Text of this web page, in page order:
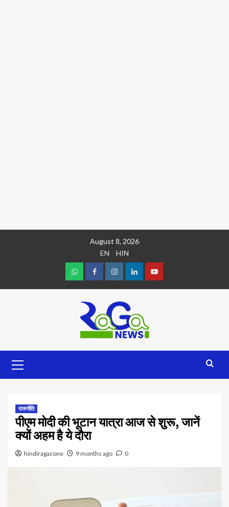
August 8, 2026
EN
HIN
राजनीति
पीएम मोदी की भूटान यात्रा आज से शुरू, जानें
क्यों अहम है ये दौरा
hindiragazone 9 months ago 0